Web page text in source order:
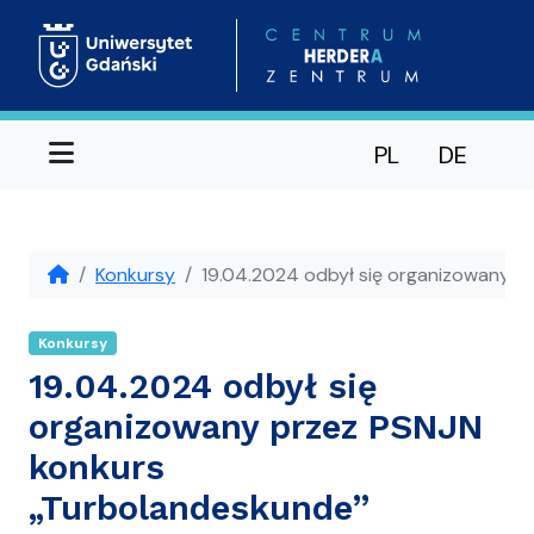
Menu PL DE
Konkursy 19.04.2024 odbył się organizowany
Konkursy
19.04.2024 odbył się
organizowany przez PSNJN
konkurs
„Turbolandeskunde”